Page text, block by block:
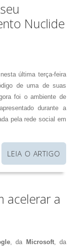
Nuclide
última terça-feira
de uma de suas
foi o ambiente de
durante a
pela rede social em
LEIA O ARTIGO
acelerar a
, da Microsoft, da